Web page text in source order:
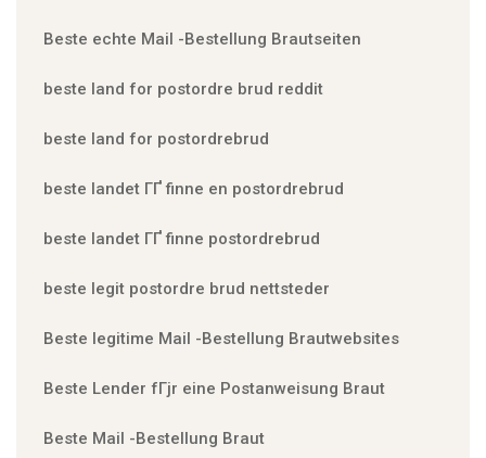
Beste echte Mail -Bestellung Brautseiten
beste land for postordre brud reddit
beste land for postordrebrud
beste landet ГҐ finne en postordrebrud
beste landet ГҐ finne postordrebrud
beste legit postordre brud nettsteder
Beste legitime Mail -Bestellung Brautwebsites
Beste Lender fГјr eine Postanweisung Braut
Beste Mail -Bestellung Braut